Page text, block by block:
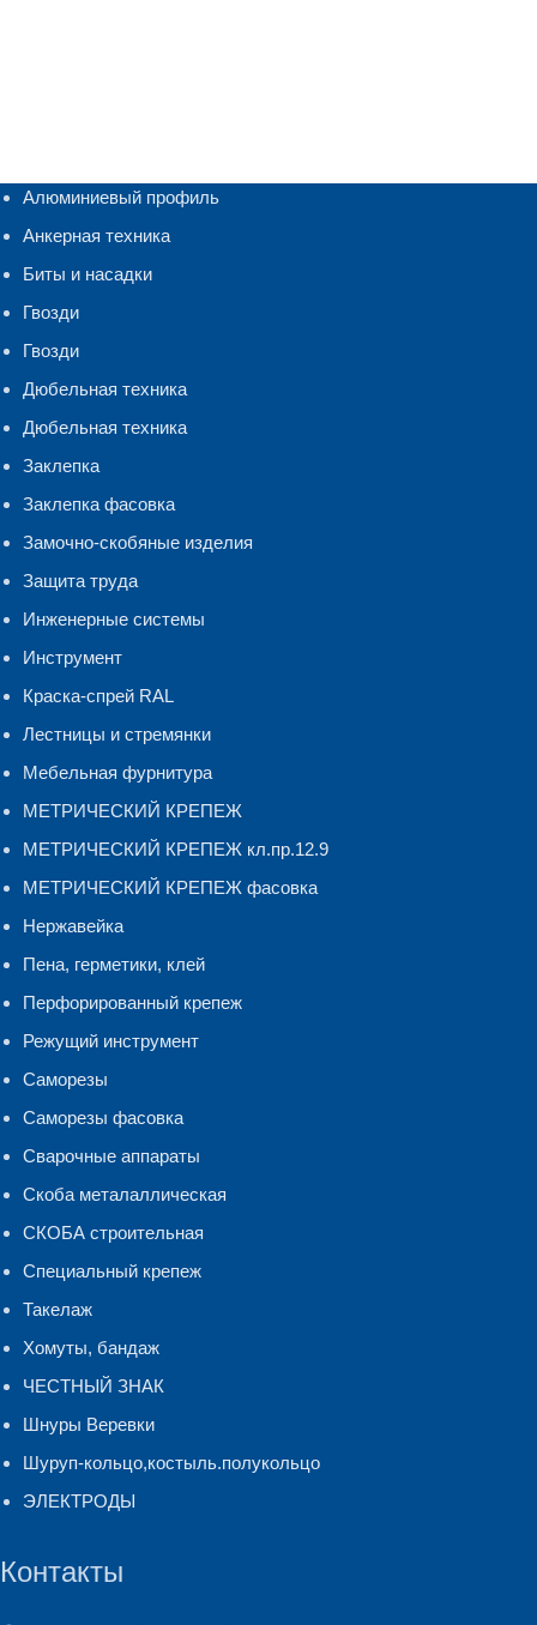
Алюминиевый профиль
Анкерная техника
Биты и насадки
Гвозди
Гвозди
Дюбельная техника
Дюбельная техника
Заклепка
Заклепка фасовка
Замочно-скобяные изделия
Защита труда
Инженерные системы
Инструмент
Краска-спрей RAL
Лестницы и стремянки
Мебельная фурнитура
МЕТРИЧЕСКИЙ КРЕПЕЖ
МЕТРИЧЕСКИЙ КРЕПЕЖ кл.пр.12.9
МЕТРИЧЕСКИЙ КРЕПЕЖ фасовка
Нержавейка
Пена, герметики, клей
Перфорированный крепеж
Режущий инструмент
Саморезы
Саморезы фасовка
Сварочные аппараты
Скоба металаллическая
СКОБА строительная
Специальный крепеж
Такелаж
Хомуты, бандаж
ЧЕСТНЫЙ ЗНАК
Шнуры Веревки
Шуруп-кольцо,костыль.полукольцо
ЭЛЕКТРОДЫ
Контакты